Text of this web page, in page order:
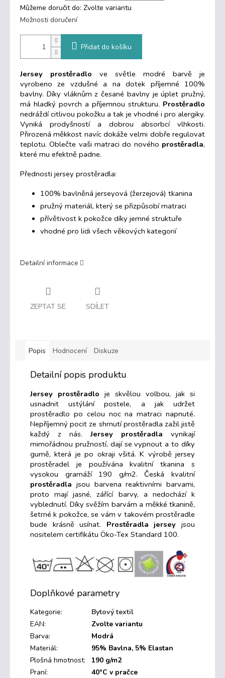
Můžeme doručit do: Zvolte variantu
Možnosti doručení
Přidat do košíku
Jersey prostěradlo ve světle modré barvě je
vyrobeno ze vzdušné a na dotek příjemné 100%
bavlny. Díky vláknůmz česané bavlny je úplet pružný,
má hladký povrch a příjemnou strukturu. Prostěradlo
nedráždí citlivou pokožku a tak je vhodné i pro alergiky.
Vyniká prodyšností a dobrou absorbcí vlhkosti.
Přirozená měkkost navíc dokáže velmi dobře regulovat
teplotu. Oblečte vaši matraci do nového prostěradla,
které mu efektně padne.
Přednosti jersey prostěradla:
100% bavlněná jerseyová (žerzejová) tkanina
pružný materiál, který se přizpůsobí matraci
přívětivost k pokožce díky jemné struktuře
vhodné pro lidi všech věkových kategorií
Detailní informace
ZEPTAT SE SDÍLET
Popis Hodnocení Diskuze
Detailní popis produktu
Jersey prostěradlo je skvělou volbou, jak si
usnadnit ustýlání postele, a jak udržet
prostěradlo po celou noc na matraci napnuté.
Nepříjemný pocit ze shrnutí prostěradla zažil jistě
každý z nás.Jersey prostěradla vynikají
mimořádnou pružností, dají se vypnout a to díky
gumě, která je po okraji všitá. K výrobě jersey
prostěradel je používána kvalitní tkanina s
vysokou gramáží 190 g/m2. Česká kvalitní
prostěradla jsou barvena reaktivními barvami,
proto mají jasné, zářící barvy, a nedochází k
vyblednutí. Díky svěžím barvám a měkké tkanině,
šetrné k pokožce, se vám v takovém prostěradle
bude krásně usínat. Prostěradla jersey jsou
nositelem certifikátu Öko-Tex Standard 100.
Doplňkové parametry
Kategorie:
Bytový textil
EAN:
Zvolte variantu
Barva:
Modrá
Materiál:
95% Bavlna, 5% Elastan
Plošná hmotnost:
190 g/m2
Praní:
40°C v pračce